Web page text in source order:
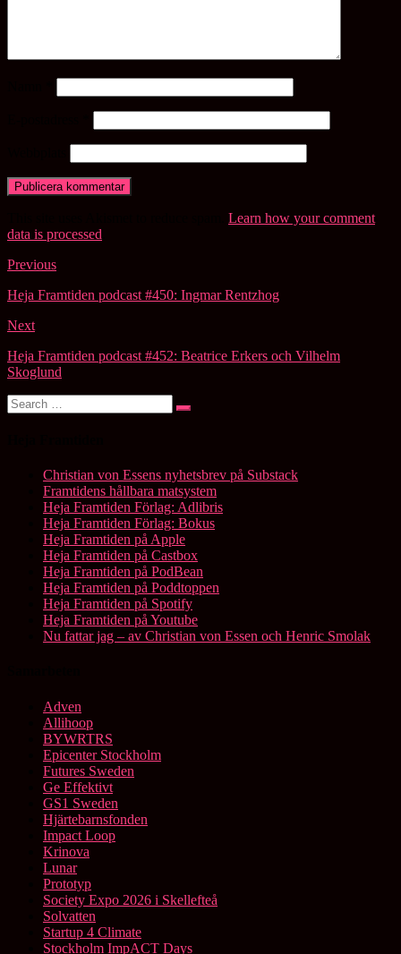
Learn how your comment
data is processed
Post
navigation
Previous
Heja Framtiden podcast #450: Ingmar Rentzhog
Next
Heja Framtiden podcast #452: Beatrice Erkers och Vilhelm
Skoglund
Search
for:
Search
Christian von Essens nyhetsbrev på Substack
Framtidens hållbara matsystem
Heja Framtiden Förlag: Adlibris
Heja Framtiden Förlag: Bokus
Heja Framtiden på Apple
Heja Framtiden på Castbox
Heja Framtiden på PodBean
Heja Framtiden på Poddtoppen
Heja Framtiden på Spotify
Heja Framtiden på Youtube
Nu fattar jag – av Christian von Essen och Henric Smolak
Adven
Allihoop
BYWRTRS
Epicenter Stockholm
Futures Sweden
Ge Effektivt
GS1 Sweden
Hjärtebarnsfonden
Impact Loop
Krinova
Lunar
Prototyp
Society Expo 2026 i Skellefteå
Solvatten
Startup 4 Climate
Stockholm ImpACT Days